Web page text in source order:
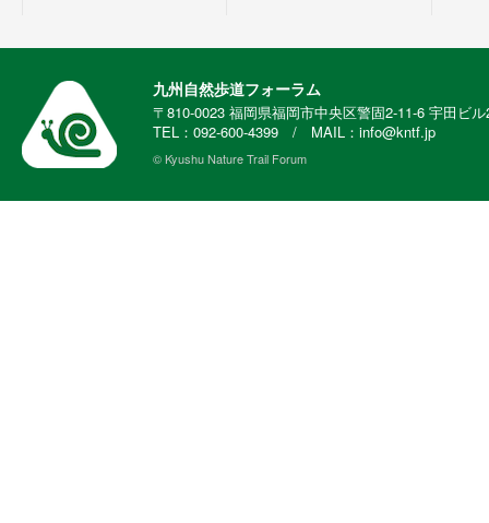
九州自然歩道フォーラム
〒810-0023 福岡県福岡市中央区警固2-11-6 宇田ビ
TEL：092-600-4399 / MAIL：info@kntf.jp
© Kyushu Nature Trail Forum